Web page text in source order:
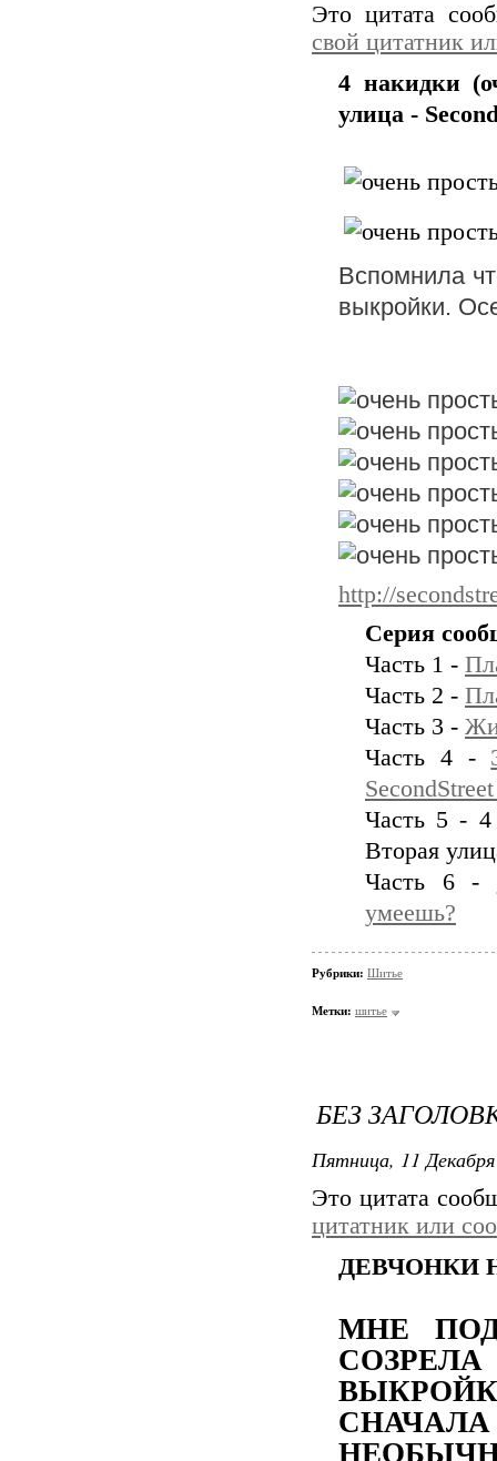
Это цитата
свой цитатник
4 накидки
улица -
Вспомнила
выкройки.
http://
Серия
Часть 1 -
Часть 2 -
Часть 3 -
Часть 4 -
Часть 5 - 4
Вторая
Часть 6 -
умеешь?
Рубрики: Шитье
Метки: шитье
БЕЗ
Пятница, 11
Это цитата
цитатник или
ДЕВЧОНКИ
МНЕ